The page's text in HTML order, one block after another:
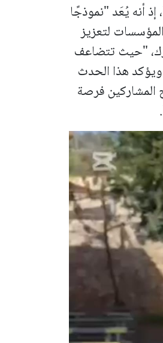
أنه يُعَد "نموذجًا
لتعزيز
"حيث تتضاعف
ويؤكد هذا الحدث
المشاركين فرصة